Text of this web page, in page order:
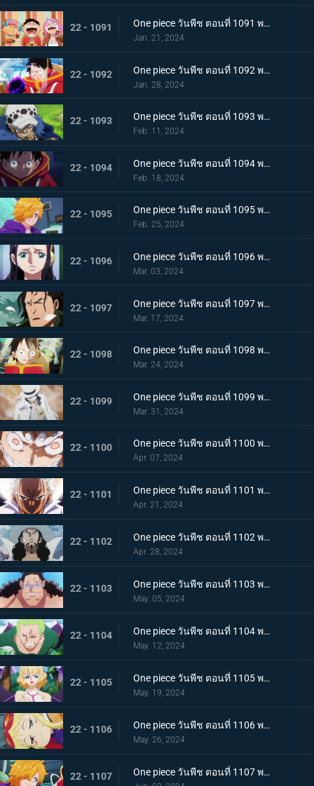
22 - 1091 One piece วันพีช ตอนที่ 1091 พากย์ไทย อัดแน่นไปด้วยอนาคต ผจญภัยในอาณาจักรวิทยาศาสตร์
Jan. 21, 2024
22 - 1092 One piece วันพีช ตอนที่ 1092 พากย์ไทย บอนนี่คร่ำครวญ ความมืดที่ซ่อนอยู่บนเกาะแห่งอนาคต
Jan. 28, 2024
22 - 1093 One piece วันพีช ตอนที่ 1093 พากย์ไทย ผู้ชนะได้ครองทุกอย่าง ลอว์ ปะทะ หนวดดำ
Feb. 11, 2024
22 - 1094 One piece วันพีช ตอนที่ 1094 พากย์ไทย ปริศนาอันลึกลับ โซนวิจัยแห่งเอ็กเฮด
Feb. 18, 2024
22 - 1095 One piece วันพีช ตอนที่ 1095 พากย์ไทย มันสมองของอัจฉริยะ เวก้าพังค์ทั้งหกคน
Feb. 25, 2024
22 - 1096 One piece วันพีช ตอนที่ 1096 พากย์ไทย ประวัติศาสตร์ต้องห้าม สมมติฐานของอาณาจักรแห่งหนึ่ง
Mar. 03, 2024
22 - 1097 One piece วันพีช ตอนที่ 1097 พากย์ไทย เจตจำนงของโอฮารา การวิจัยที่ได้รับสืบทอดมา
Mar. 17, 2024
22 - 1098 One piece วันพีช ตอนที่ 1098 พากย์ไทย เรื่องมหัศจรรย์ ความฝันที่อัจฉริยะจินตนาการไว้
Mar. 24, 2024
22 - 1099 One piece วันพีช ตอนที่ 1099 พากย์ไทย เตรียมรับการโจมตี ร็อบ ลุจจิจู่โจม
Mar. 31, 2024
22 - 1100 One piece วันพีช ตอนที่ 1100 พากย์ไทย พลังในระดับที่แตกต่าง ลูฟี่ ปะทะ ลุจจิ
Apr. 07, 2024
22 - 1101 One piece วันพีช ตอนที่ 1101 พากย์ไทย มนุษยชาติสุดแกร่ง พลังพิเศษของเซราฟิม
Apr. 21, 2024
22 - 1102 One piece วันพีช ตอนที่ 1102 พากย์ไทย แผนการอันผิดแผก ปฏิบัติการหนีจากเอ็กเฮด
Apr. 28, 2024
22 - 1103 One piece วันพีช ตอนที่ 1103 พากย์ไทย หันหลังให้พ่อของฉัน! ความปรารถนาอันไร้ประโยชน์ของบอนนี่!
May. 05, 2024
22 - 1104 One piece วันพีช ตอนที่ 1104 พากย์ไทย สถานการณ์สิ้นหวัง การโจมตีเต็มกำลังของเซราฟิม
May. 12, 2024
22 - 1105 One piece วันพีช ตอนที่ 1105 พากย์ไทย การกบฏอันงดงาม สตุสซี่คนทรยศ
May. 19, 2024
22 - 1106 One piece วันพีช ตอนที่ 1106 พากย์ไทย เกิดเหตุฉุกเฉิน ตามหาดอกเตอร์เวก้าพังค์
May. 26, 2024
22 - 1107 One piece วันพีช ตอนที่ 1107 พากย์ไทย สั่นสะท้าน เงื้อมมือมารที่แอบเข้ามาในศูนย์วิจัย